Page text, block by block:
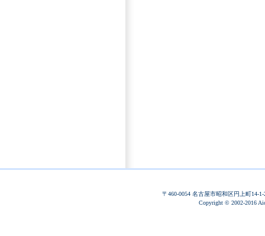
〒460-0054 名古屋市昭和区円上町14-
Copyright © 2002-2016